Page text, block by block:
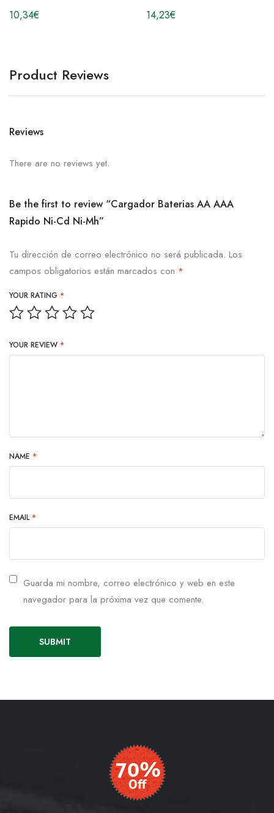
10,34€ 14,23€
Product Reviews
Reviews
There are no reviews yet.
Be the first to review “Cargador Baterias AA AAA
Rapido Ni-Cd Ni-Mh”
Tu dirección de correo electrónico no será publicada. Los
campos obligatorios están marcados con *
YOUR RATING *
YOUR REVIEW *
NAME *
EMAIL *
Guarda mi nombre, correo electrónico y web en este
navegador para la próxima vez que comente.